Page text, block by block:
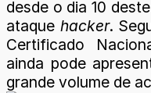
desde o dia 10
ataque hacker.
Certificado
ainda pode
grande volume de